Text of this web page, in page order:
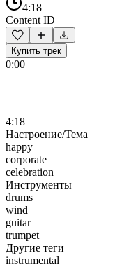
4:18
Content ID
Купить трек
0:00
4:18
Настроение/Тема
happy
corporate
celebration
Инструменты
drums
wind
guitar
trumpet
Другие теги
instrumental